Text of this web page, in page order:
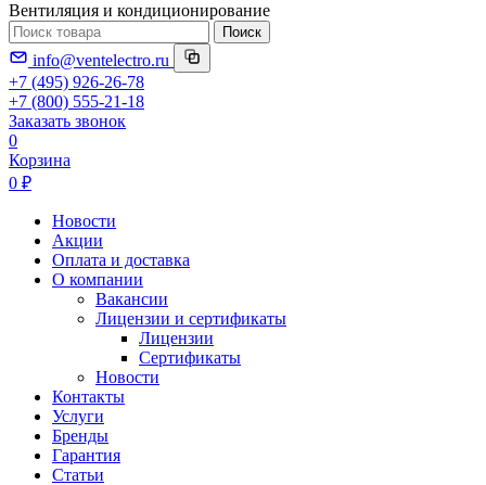
Вентиляция и кондиционирование
Поиск
info@ventelectro.ru
+7 (495) 926-26-78
+7 (800) 555-21-18
Заказать звонок
0
Корзина
0 ₽
Новости
Акции
Оплата и доставка
О компании
Вакансии
Лицензии и сертификаты
Лицензии
Сертификаты
Новости
Контакты
Услуги
Бренды
Гарантия
Статьи